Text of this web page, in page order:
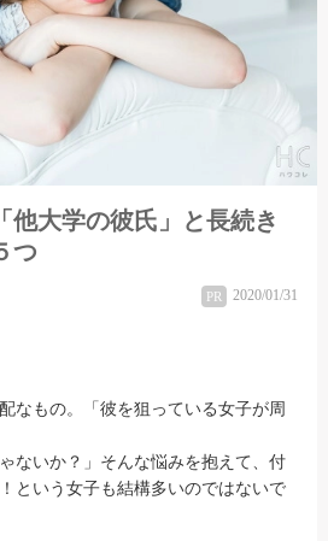
他大学の彼氏」と長続き
つ
PR 2020/01/31
なもの。「彼を狙っている女子が周
ないか？」そんな悩みを抱えて、付
という女子も結構多いのではないで